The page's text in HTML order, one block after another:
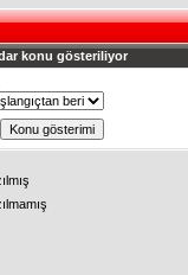
konu gösteriliyor